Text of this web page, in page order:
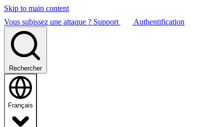
Skip to main content
Vous subissez une attaque ? Support Authentification
Rechercher
Français